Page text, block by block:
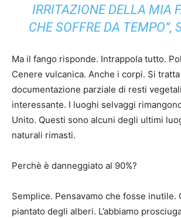
IRRITAZIONE DELLA MIA
CHE SOFFRE DA TEMPO”,
Ma il fango risponde. Intrappola tutto.
Cenere vulcanica. Anche i corpi. Si
documentazione parziale di resti
interessante. I luoghi selvaggi
Unito. Questi sono alcuni degli ultimi
naturali rimasti.
Perchè è danneggiato al 90%?
Semplice. Pensavamo che fosse inutile.
piantato degli alberi. L’abbiamo